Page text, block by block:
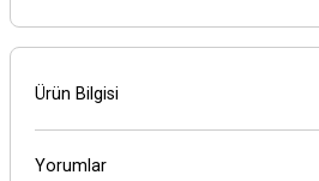
Ürün Bilgisi
Yorumlar